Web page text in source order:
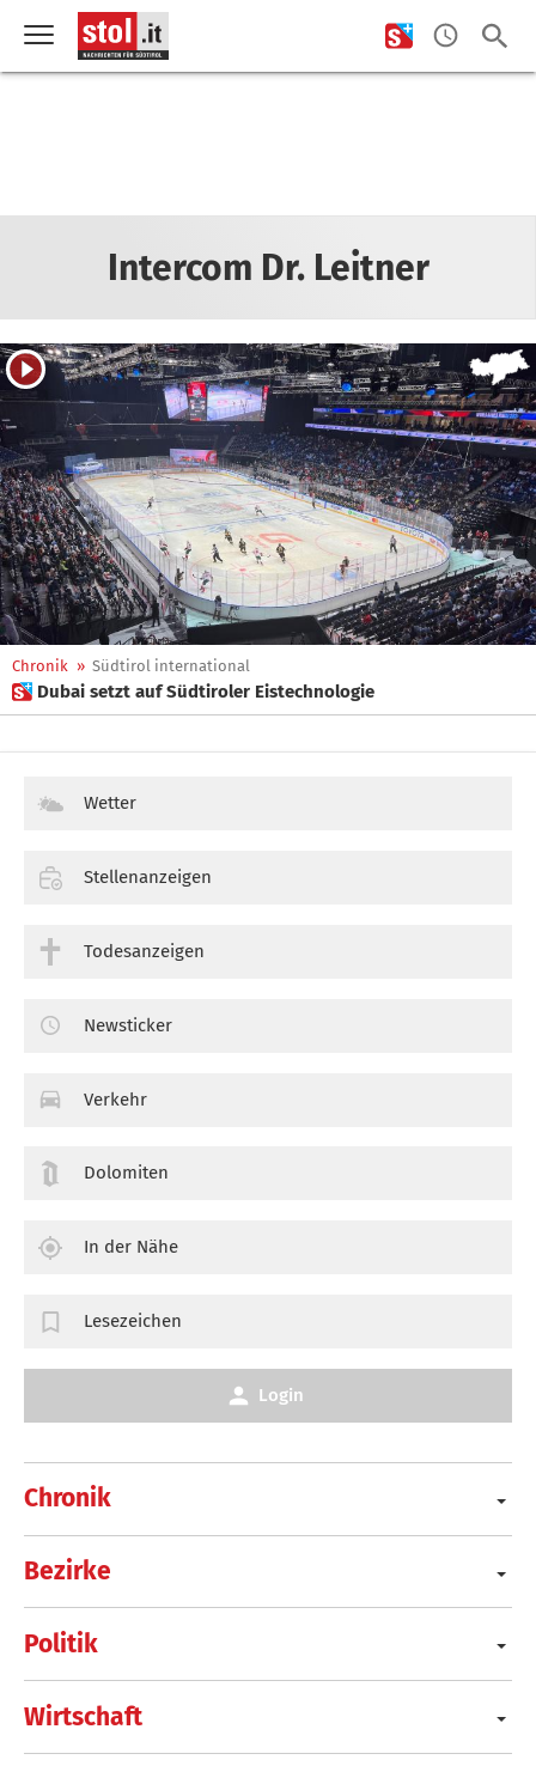
Intercom Dr. Leitner
Chronik » Südtirol international
 Dubai setzt auf Südtiroler Eistechnologie
Chronik
Bezirke
Politik
Wirtschaft
Wetter
Stellenanzeigen
Todesanzeigen
Newsticker
Verkehr
Dolomiten
In der Nähe
Lesezeichen
Login